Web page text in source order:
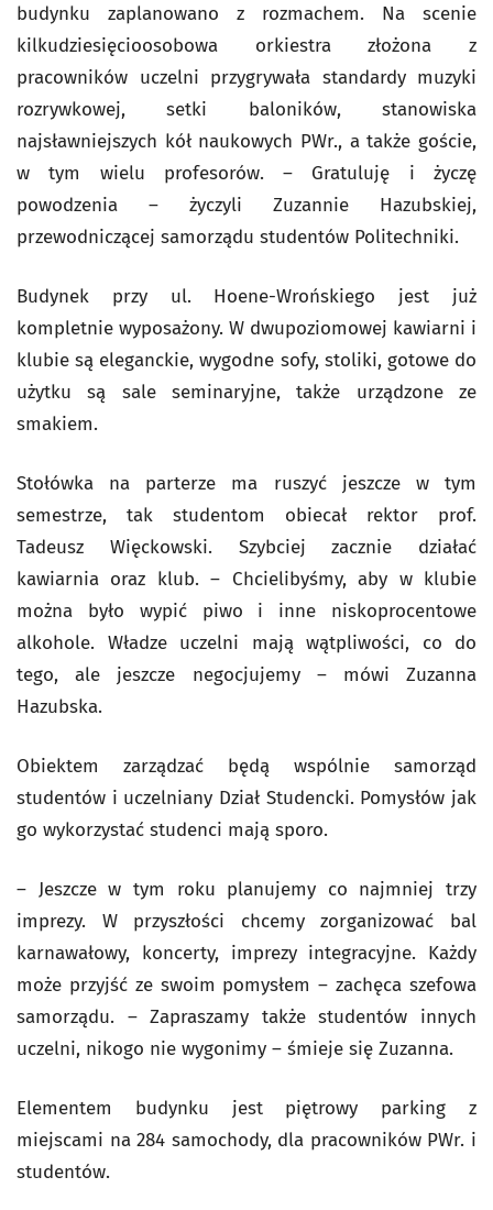
budynku zaplanowano z rozmachem. Na scenie
kilkudziesięcioosobowa orkiestra złożona z
pracowników uczelni przygrywała standardy muzyki
rozrywkowej, setki baloników, stanowiska
najsławniejszych kół naukowych PWr., a także goście,
w tym wielu profesorów. – Gratuluję i życzę
powodzenia – życzyli Zuzannie Hazubskiej,
przewodniczącej samorządu studentów Politechniki.
Budynek przy ul. Hoene-Wrońskiego jest już
kompletnie wyposażony. W dwupoziomowej kawiarni i
klubie są eleganckie, wygodne sofy, stoliki, gotowe do
użytku są sale seminaryjne, także urządzone ze
smakiem.
Stołówka na parterze ma ruszyć jeszcze w tym
semestrze, tak studentom obiecał rektor prof.
Tadeusz Więckowski. Szybciej zacznie działać
kawiarnia oraz klub. – Chcielibyśmy, aby w klubie
można było wypić piwo i inne niskoprocentowe
alkohole. Władze uczelni mają wątpliwości, co do
tego, ale jeszcze negocjujemy – mówi Zuzanna
Hazubska.
Obiektem zarządzać będą wspólnie samorząd
studentów i uczelniany Dział Studencki. Pomysłów jak
go wykorzystać studenci mają sporo.
– Jeszcze w tym roku planujemy co najmniej trzy
imprezy. W przyszłości chcemy zorganizować bal
karnawałowy, koncerty, imprezy integracyjne. Każdy
może przyjść ze swoim pomysłem – zachęca szefowa
samorządu. – Zapraszamy także studentów innych
uczelni, nikogo nie wygonimy – śmieje się Zuzanna.
Elementem budynku jest piętrowy parking z
miejscami na 284 samochody, dla pracowników PWr. i
studentów.